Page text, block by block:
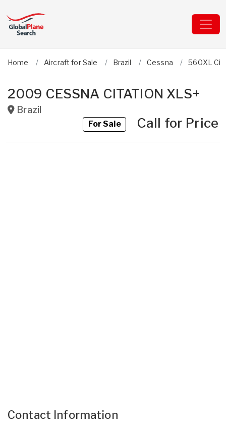
Home Aircraft for Sale Brazil Cessna 560XL
2009 CESSNA CITATION XLS+
Brazil
For SaleCall for Price
Contact Information